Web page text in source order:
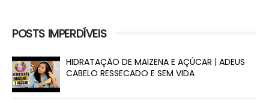
POSTS IMPERDÍVEIS
HIDRATAÇÃO DE MAIZENA E AÇÚCAR | ADEUS
CABELO RESSECADO E SEM VIDA